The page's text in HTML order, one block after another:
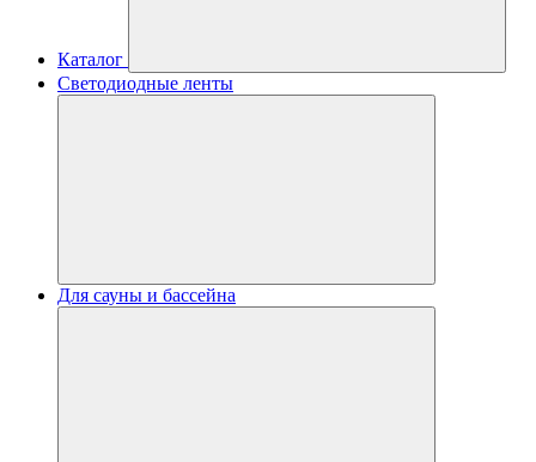
Каталог
Светодиодные ленты
Для сауны и бассейна